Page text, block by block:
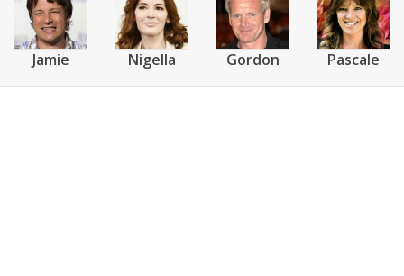
Jamie Nigella Gordon Pascale